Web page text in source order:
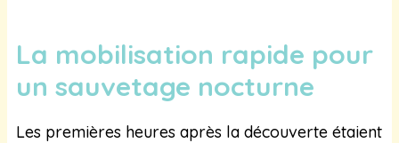
La mobilisation rapide pour
un sauvetage nocturne
Les premières heures après la découverte étaient